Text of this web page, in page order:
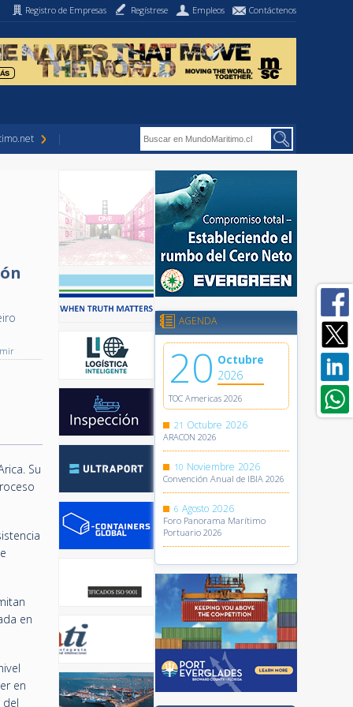
Registro de Empresas Regístrese Empleos Contáctenos
Su
en
en
AGENDA
20 Octubre
2026
TOC Americas 2026
21 Octubre 2026
ARACON 2026
10 Noviembre 2026
Convención Anual de IBIA 2026
6 Agosto 2026
Foro Panorama Marítimo
Portuario 2026